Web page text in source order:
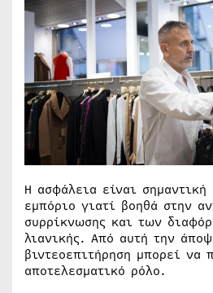
Η ασφάλεια είναι σημαντική
εμπόριο γιατί βοηθά στην
συρρίκνωσης και των
λιανικής. Από αυτή την
βιντεοεπιτήρηση μπορεί να
αποτελεσματικό ρόλο.